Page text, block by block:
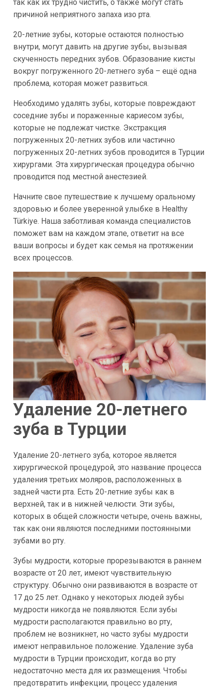
так как их трудно чистить, о также могут стать
причиной неприятного запаха изо рта.
20-летние зубы, которые остаются полностью
внутри, могут давить на другие зубы, вызывая
скученность передних зубов. Образование кисты
вокруг погруженного 20-летнего зуба – ещё одна
проблема, которая может развиться.
Необходимо удалять зубы, которые повреждают
соседние зубы и пораженные кариесом зубы,
которые не подлежат чистке. Экстракция
погруженных 20-летних зубов или частично
погруженных 20-летних зубов проводится в Турции
хирургами. Эта хирургическая процедура обычно
проводится под местной анестезией.
Начните свое путешествие к лучшему оральному
здоровью и более уверенной улыбке в Healthy
Türkiye. Наша заботливая команда специалистов
поможет вам на каждом этапе, ответит на все
ваши вопросы и будет как семья на протяжении
всех процессов.
Удаление 20-летнего
зуба в Турции
Удаление 20-летнего зуба, которое является
хирургической процедурой, это название процесса
удаления третьих моляров, расположенных в
задней части рта. Есть 20-летние зубы как в
верхней, так и в нижней челюсти. Эти зубы,
которых в общей сложности четыре, очень важны,
так как они являются последними постоянными
зубами во рту.
Зубы мудрости, которые прорезываются в раннем
возрасте от 20 лет, имеют чувствительную
структуру. Обычно они развиваются в возрасте от
17 до 25 лет. Однако у некоторых людей зубы
мудрости никогда не появляются. Если зубы
мудрости располагаются правильно во рту,
проблем не возникнет, но часто зубы мудрости
имеют неправильное положение. Удаление зуба
мудрости в Турции происходит, когда во рту
недостаточно места для их размещения. Чтобы
предотвратить инфекции, процесс удаления